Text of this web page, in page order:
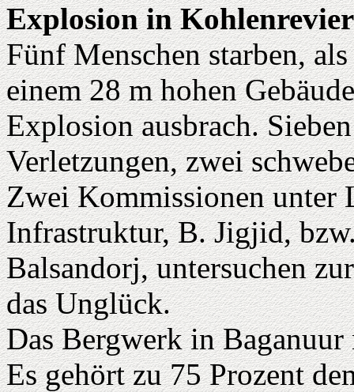
Explosion in Kohlenrevier
Fünf Menschen starben, als
einem 28 m hohen
Explosion ausbrach.
Verletzungen, zwei
Zwei Kommissionen unter
Infrastruktur, B. Jigjid,
Balsandorj, untersuchen
das Unglück.
Das Bergwerk in
Es gehört zu 75 Prozent